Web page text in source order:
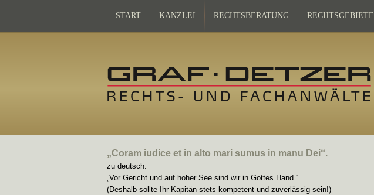
START KANZLEI RECHTSBERATUNG RECHTSGEBIETE
„Coram iudice et in alto mari sumus in manu Dei“.
zu deutsch:
„Vor Gericht und auf hoher See sind wir in Gottes Hand.“
(Deshalb sollte Ihr Kapitän stets kompetent und zuverlässig sein!)